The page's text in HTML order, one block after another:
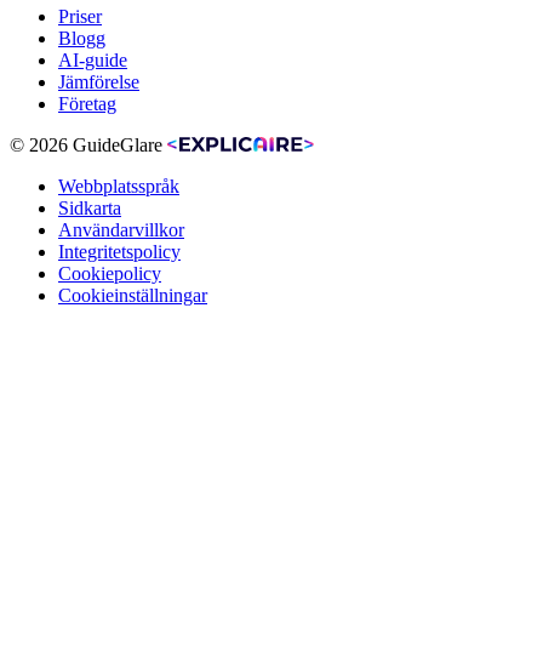
Priser
Blogg
AI-guide
Jämförelse
Företag
© 2026 GuideGlare
Webbplatsspråk
Sidkarta
Användarvillkor
Integritetspolicy
Cookiepolicy
Cookieinställningar